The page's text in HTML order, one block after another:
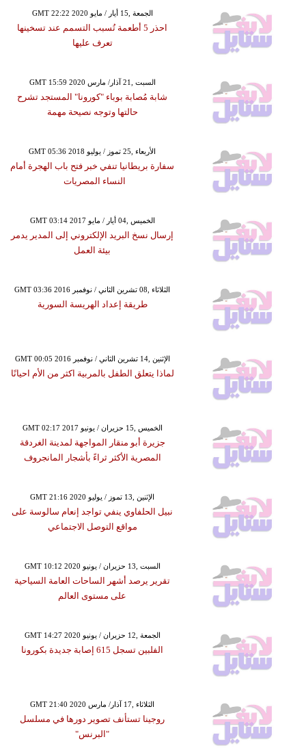
GMT 22:22 2020 الجمعة ,15 أيار / مايو
احذر 5 أطعمة تُسبب التسمم عند تسخينها
تعرف عليها
GMT 15:59 2020 السبت ,21 آذار/ مارس
شابة مُصابة بوباء "كورونا" المستجد تشرح
حالتها وتوجه نصيحة مهمة
GMT 05:36 2018 الأربعاء ,25 تموز / يوليو
سفارة بريطانيا تنفي خبر فتح باب الهجرة أمام
النساء المصريات
GMT 03:14 2017 الخميس ,04 أيار / مايو
إرسال نسخ البريد الإلكتروني إلى المدير يدمر
بيئة العمل
GMT 03:36 2016 الثلاثاء ,08 تشرين الثاني / نوفمبر
طريقة إعداد الهريسة السورية
GMT 00:05 2016 الإثنين ,14 تشرين الثاني / نوفمبر
لماذا يتعلق الطفل بالمربية اكثر من الأم احيانًا
GMT 02:17 2017 الخميس ,15 حزيران / يونيو
جزيرة أبو منقار المواجهة لمدينة الغردقة
المصرية الأكثر ثراءً بأشجار المانجروف
GMT 21:16 2020 الإثنين ,13 تموز / يوليو
نبيل الحلفاوي ينفي تواجد إنعام سالوسة على
مواقع التوصل الاجتماعي
GMT 10:12 2020 السبت ,13 حزيران / يونيو
تقرير يرصد أشهر الساحات العامة السياحية
على مستوى العالم
GMT 14:27 2020 الجمعة ,12 حزيران / يونيو
الفلبين تسجل 615 إصابة جديدة بكورونا
GMT 21:40 2020 الثلاثاء ,17 آذار/ مارس
روجينا تستأنف تصوير دورها في مسلسل
"البرنس"